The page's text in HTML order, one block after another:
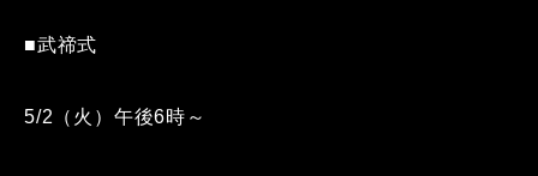
■武禘式
5/2（火）午後6時～